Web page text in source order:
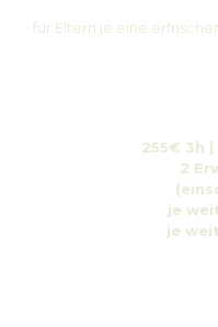
für Eltern je eine
255€ 3h
2
je
je